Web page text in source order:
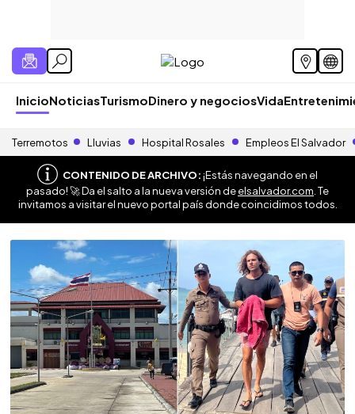
InicioNoticiasTurismoDinero y negociosVida
Terremotos Lluvias Hospital Rosales Empleos El Salvador
CONTENIDO DE ARCHIVO:¡Estás navegando en el
pasado! 🚀 Da el salto a la nueva versión deelsalvador.com . Te
invitamos a visitar el nuevo portal país donde coincidimos todos.